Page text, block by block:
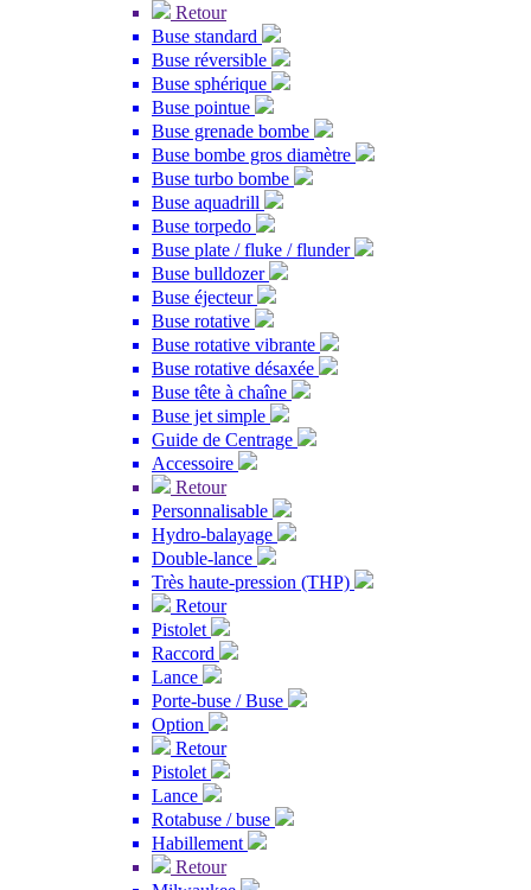
Retour
Buse standard
Buse réversible
Buse sphérique
Buse pointue
Buse grenade bombe
Buse bombe gros diamètre
Buse turbo bombe
Buse aquadrill
Buse torpedo
Buse plate / fluke / flunder
Buse bulldozer
Buse éjecteur
Buse rotative
Buse rotative vibrante
Buse rotative désaxée
Buse tête à chaîne
Buse jet simple
Guide de Centrage
Accessoire
Retour
Personnalisable
Hydro-balayage
Double-lance
Très haute-pression (THP)
Retour
Pistolet
Raccord
Lance
Porte-buse / Buse
Option
Retour
Pistolet
Lance
Rotabuse / buse
Habillement
Retour